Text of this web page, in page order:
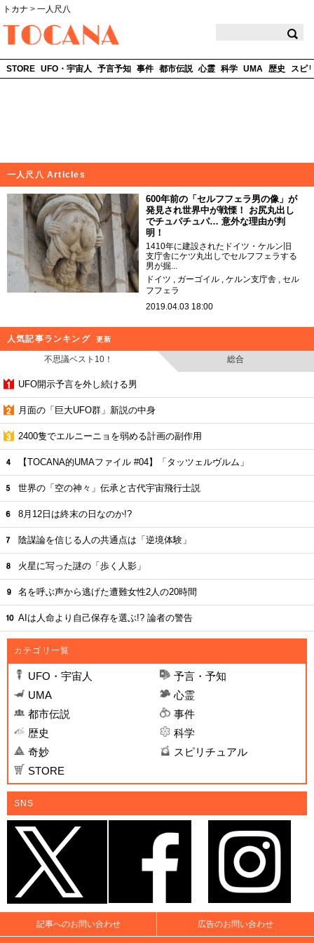
トカナ > 一人尺八
STORE UFO・宇宙人 予言予知 事件 都市伝説 心霊 科学 UMA 歴史 スピ
一人尺八 Articles
600年前の「セルフフェラ男の像」が
発見され世界中が戦慄！ お尻丸出し
でチュパチュパ… 意外な理由が判
明！
1410年に建設されたドイツ・ケルン旧
支庁舎にケツ丸出しでセルフフェラする
男が掘...
ドイツ
ガーゴイル ケルン支庁舎
セル
フフェラ
2019.04.03 18:00
人気記事ランキング 更新
不思議ベスト10！ 総合
UFO開示予言を外し続ける男
月面の「巨大UFO群」新説の中身
2400隻でエルニーニョを弱める計画の副作用
【TOCANA的UMAファイル #04】「タッツェルヴルム」
世界の「空の神々」伝承と古代宇宙飛行士説
8月12日は終末の日なのか!?
陰謀論を信じる人の共通点は「逆境体験」
火星に写った謎の「歩く人影」
名を呼ぶ声から逃げた遭難女性2人の20時間
AIは人命より自己保存を選ぶ!? 論者の警告
カテゴリ一覧
UFO・宇宙人
予言・予知
UMA
心霊
都市伝説
事件
歴史
科学
奇妙
スピリチュアル
STORE
SNS
記事へのお問い合わせ 広告のお問い合わせ